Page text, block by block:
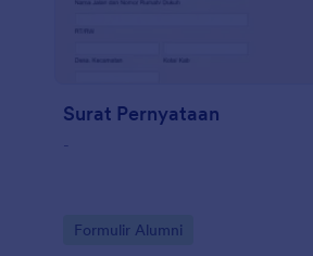
Surat Pernyataan
-
Go to Category:
Formulir Alumni